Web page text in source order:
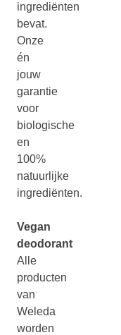
ingrediënten
bevat.
Onze
én
jouw
garantie
voor
biologische
en
100%
natuurlijke
ingrediënten.
Vegan
deodorant
Alle
producten
van
Weleda
worden